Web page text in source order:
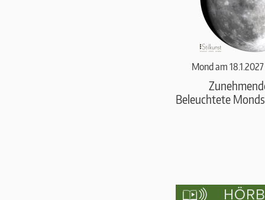
Mond am
Beleuchtete
